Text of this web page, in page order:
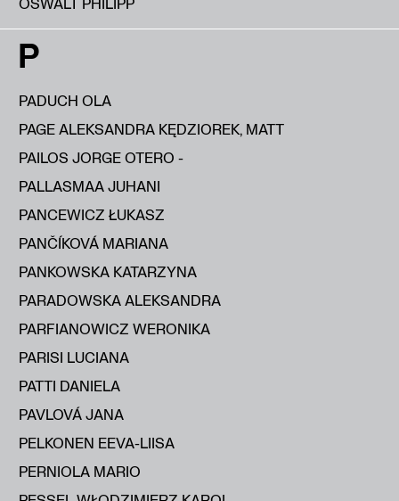
P
PADUCH OLA
PAGE ALEKSANDRA KĘDZIOREK, MATT
PAILOS JORGE OTERO -
PALLASMAA JUHANI
PANCEWICZ ŁUKASZ
PANČÍKOVÁ MARIANA
PANKOWSKA KATARZYNA
PARADOWSKA ALEKSANDRA
PARFIANOWICZ WERONIKA
PARISI LUCIANA
PATTI DANIELA
PAVLOVÁ JANA
PELKONEN EEVA-LIISA
PERNIOLA MARIO